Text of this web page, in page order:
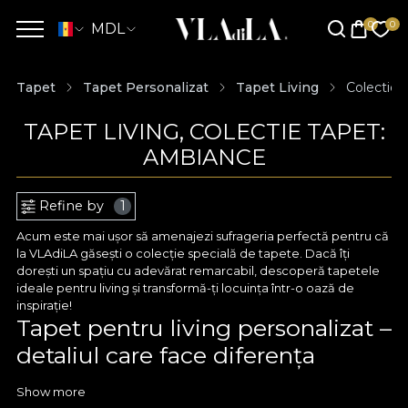
MDL
Tapet Tapet Personalizat Tapet Living Colectie
TAPET LIVING, COLECTIE TAPET:
AMBIANCE
Refine by 1
Acum este mai ușor să amenajezi sufrageria perfectă pentru că
la VLAdiLA găsești o colecție specială de tapete. Dacă îți
dorești un spațiu cu adevărat remarcabil, descoperă tapetele
ideale pentru living și transformă-ți locuința într-o oază de
inspirație!
Tapet pentru living personalizat –
detaliul care face diferența
Cu VLAdiLA ai acces la tapete pentru sufragerie care să te
Show more